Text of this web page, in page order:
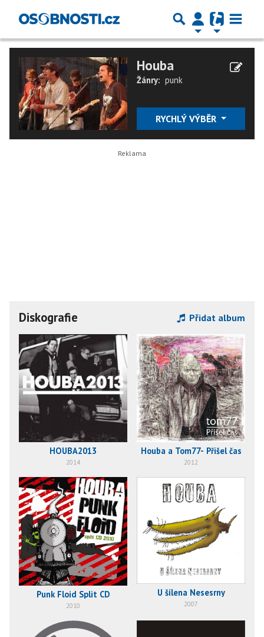
Houba
Žánry: punk
RYCHLÝ VÝBĚR
Diskografie Přidat album
HOUBA2013
2014
Houba a Tom77- Přišel čas
2012
Punk Floid Split CD
2010
U šílena Nesesrny
2007